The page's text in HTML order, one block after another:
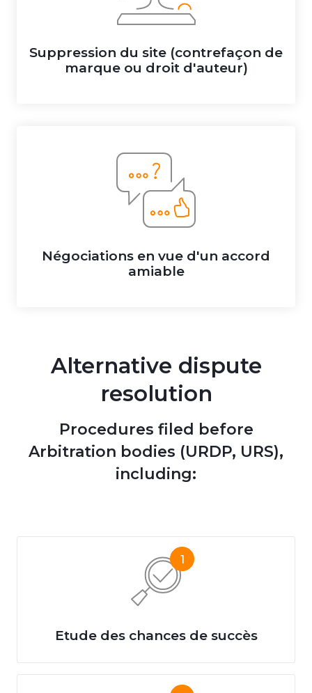
Suppression du site (contrefaçon de
marque ou droit d'auteur)
Négociations en vue d'un accord
amiable
Alternative dispute
resolution
Procedures filed before
Arbitration bodies (URDP, URS),
including:
1
Etude des chances de succès